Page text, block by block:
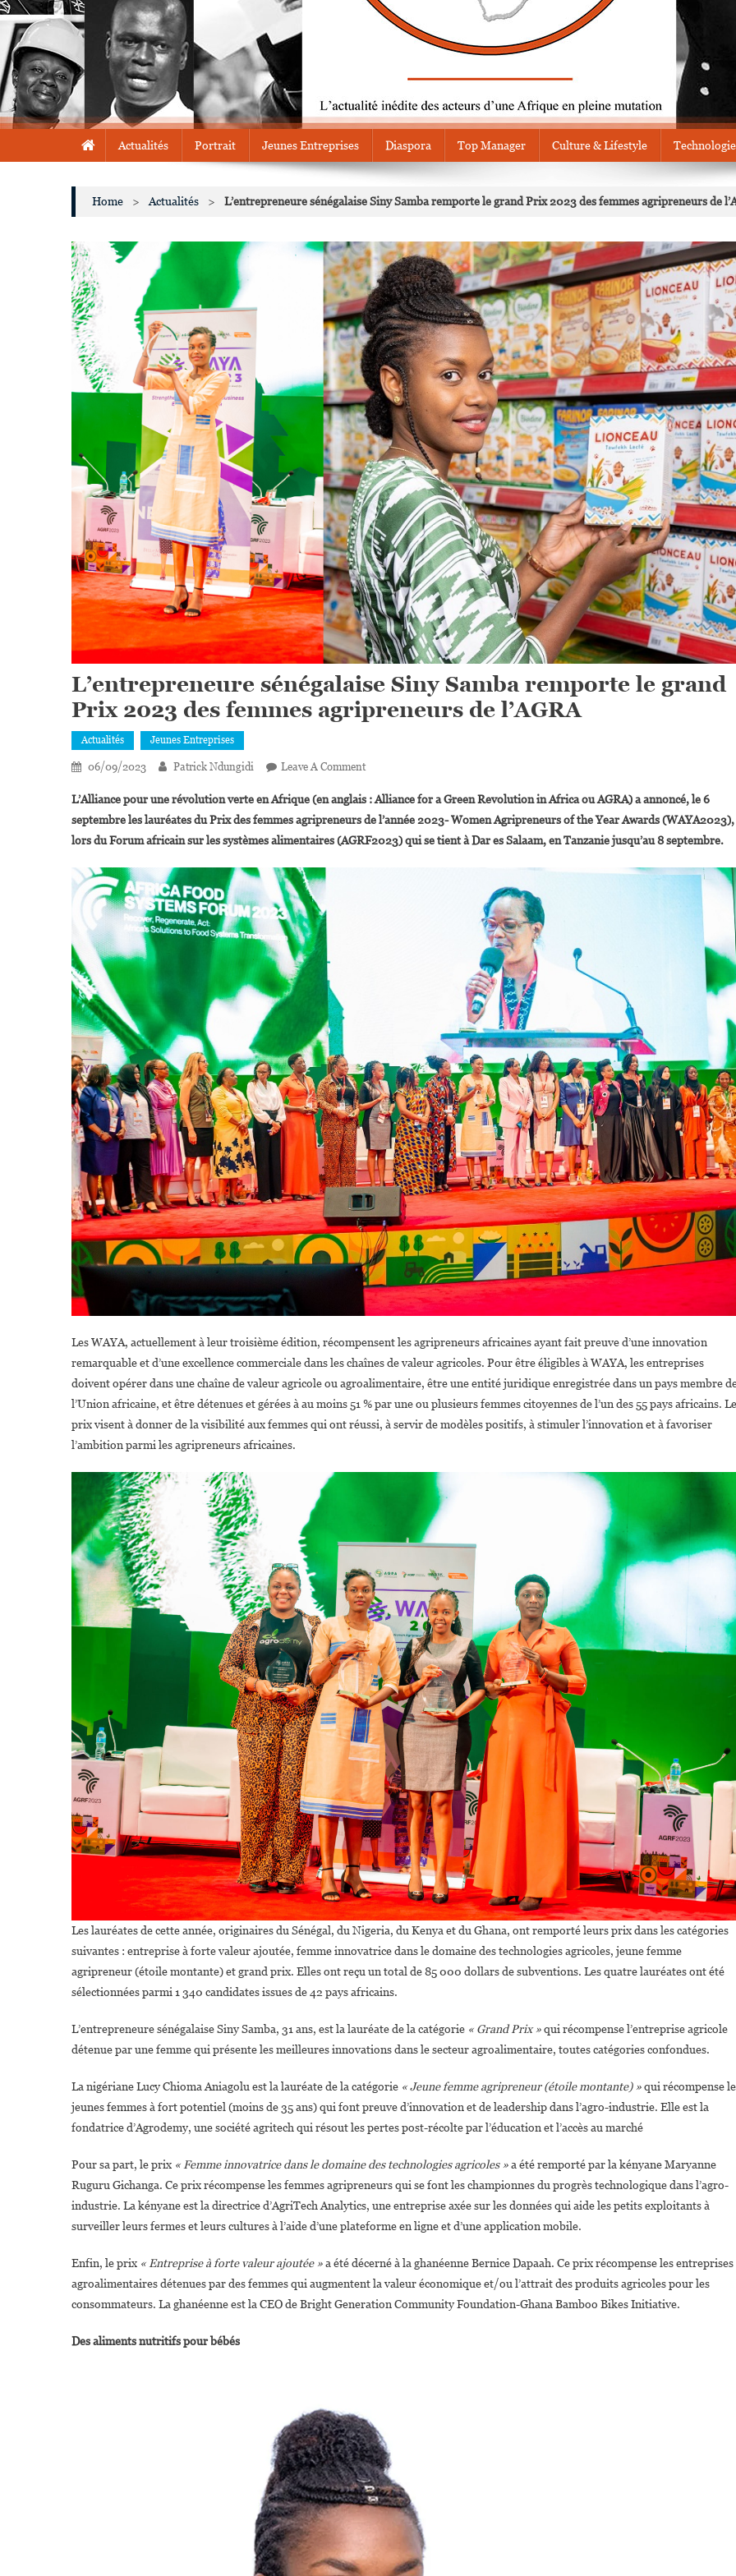
Actualités Portrait Jeunes Entreprises Diaspora Top Manager Culture & Lifestyle
Home > Actualités > L’entrepreneure sénégalaise Siny Samba remporte le grand Prix 2023 des femmes agripreneurs de
L’entrepreneure sénégalaise Siny Samba remporte le grand
Prix 2023 des femmes agripreneurs de l’AGRA
Actualités Jeunes Entreprises
06/09/2023 Patrick Ndungidi Leave A CommentOn
Sénégalaise
Siny
Samba
L’Alliance pour une révolution verte en Afrique (en anglais : Alliance for a Green Revolution in Africa ou AGRA) a annoncé, le 6
septembre les lauréates du Prix des femmes agripreneurs de l’année 2023-Women Agripreneurs of the Year Awards (WAYA2023),
lors du Forum africain sur les systèmes alimentaires (AGRF2023) qui se tient à Dar es Salaam, en Tanzanie jusqu’au 8 septembre.
Les WAYA, actuellement à leur troisième édition, récompensent les agripreneurs africaines ayant fait preuve d’une innovation
remarquable et d’une excellence commerciale dans les chaînes de valeur agricoles. Pour être éligibles à WAYA, les entreprises
doivent opérer dans une chaîne de valeur agricole ou agroalimentaire, être une entité juridique enregistrée dans un pays membre
l’Union africaine, et être détenues et gérées à au moins 51 % par une ou plusieurs femmes citoyennes de l’un des 55 pays africains.
prix visent à donner de la visibilité aux femmes qui ont réussi, à servir de modèles positifs, à stimuler l’innovation et à favoriser
l’ambition parmi les agripreneurs africaines.
Les lauréates de cette année, originaires du Sénégal, du Nigeria, du Kenya et du Ghana, ont remporté leurs prix dans les catégories
suivantes : entreprise à forte valeur ajoutée, femme innovatrice dans le domaine des technologies agricoles, jeune femme
agripreneur (étoile montante) et grand prix. Elles ont reçu un total de 85 000 dollars de subventions. Les quatre lauréates ont été
sélectionnées parmi 1 340 candidates issues de 42 pays africains.
L’entrepreneure sénégalaise Siny Samba, 31 ans, est la lauréate de la catégorie « Grand Prix »qui récompense l’entreprise agricole
détenue par une femme qui présente les meilleures innovations dans le secteur agroalimentaire, toutes catégories confondues.
La nigériane Lucy Chioma Aniagolu est la lauréate de la catégorie « Jeune femme agripreneur (étoile montante) »qui récompense
jeunes femmes à fort potentiel (moins de 35 ans) qui font preuve d’innovation et de leadership dans l’agro-industrie. Elle est la
fondatrice d’Agrodemy, une société agritech qui résout les pertes post-récolte par l’éducation et l’accès au marché
Pour sa part, le prix « Femme innovatrice dans le domaine des technologies agricoles »a été remporté par la kényane Maryanne
Ruguru Gichanga. Ce prix récompense les femmes agripreneurs qui se font les championnes du progrès technologique dans l’agro-
industrie. La kényane est la directrice d’AgriTech Analytics, une entreprise axée sur les données qui aide les petits exploitants à
surveiller leurs fermes et leurs cultures à l’aide d’une plateforme en ligne et d’une application mobile.
Enfin, le prix « Entreprise à forte valeur ajoutée »a été décerné à la ghanéenne Bernice Dapaah. Ce prix récompense les entreprises
agroalimentaires détenues par des femmes qui augmentent la valeur économique et/ou l’attrait des produits agricoles pour les
consommateurs. La ghanéenne est la CEO de Bright Generation Community Foundation-Ghana Bamboo Bikes Initiative.
Des aliments nutritifs pour bébés